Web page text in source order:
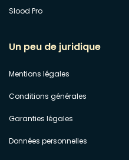
Slood Pro
Un peu de juridique
Mentions légales
Conditions générales
Garanties légales
Données personnelles